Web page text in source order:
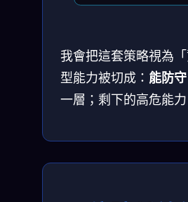
我會把這套策略視為
型能力被切成： 能防
一層；剩下的高危能